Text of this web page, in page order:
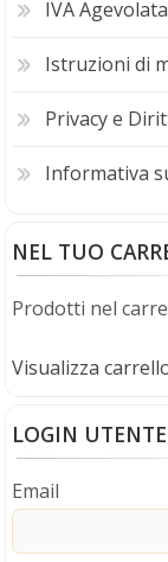
IVA Agevolata
Istruzioni di
Privacy e
Informativa
NEL TUO
Prodotti nel
Visualizza
LOGIN UTENTE
Email
Porta a